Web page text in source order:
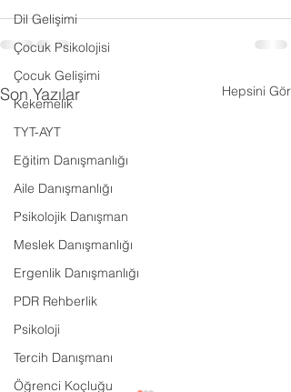
Dil Gelişimi
Çocuk Psikolojisi
Çocuk Gelişimi
Kekemelik
TYT-AYT
Eğitim Danışmanlığı
Aile Danışmanlığı
Psikolojik Danışman
Meslek Danışmanlığı
Ergenlik Danışmanlığı
PDR Rehberlik
Psikoloji
Tercih Danışmanı
Öğrenci Koçluğu
Son Yazılar Hepsini Gör